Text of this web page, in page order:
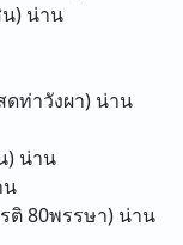
) น่าน
ท่าวังผา) น่าน
) น่าน
น
ติ 80พรรษา) น่าน